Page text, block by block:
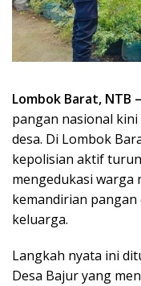
Lombok Barat, NTB –
pangan nasional
desa. Di Lombok
kepolisian aktif
mengedukasi warga
kemandirian
keluarga.
Langkah nyata ini
Desa Bajur yang